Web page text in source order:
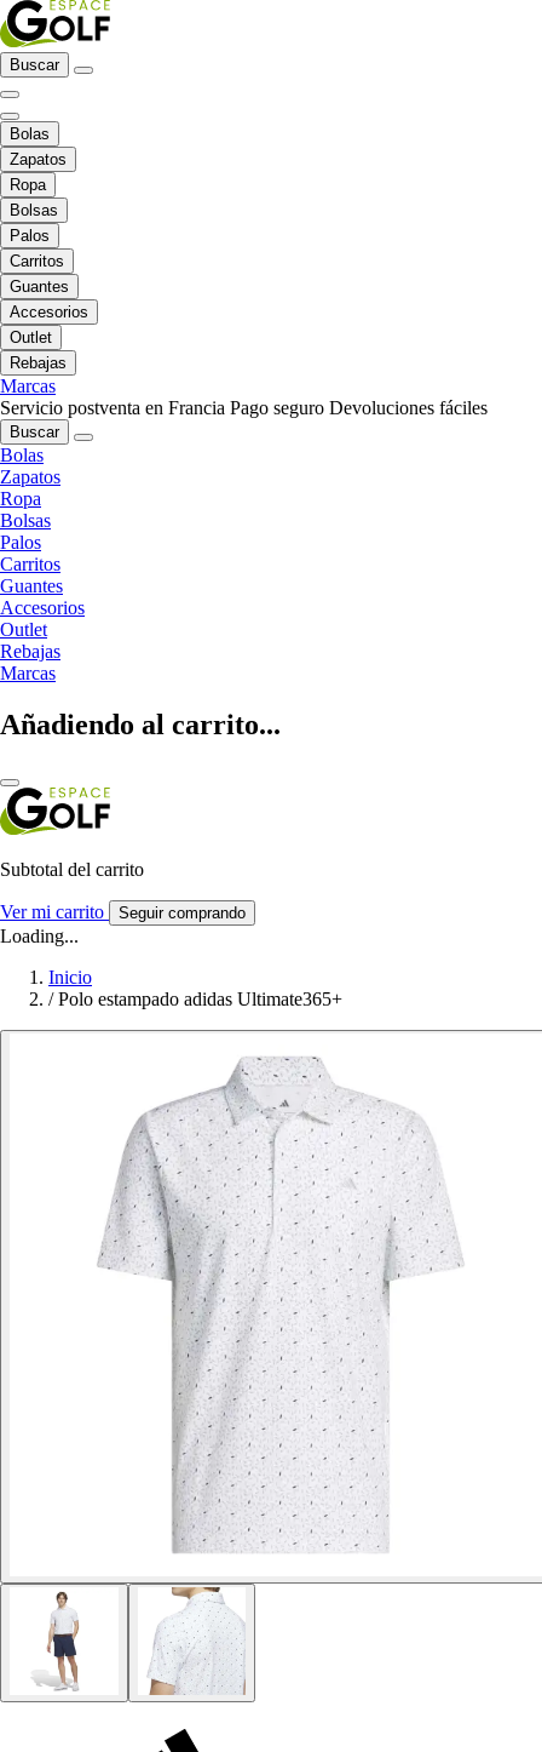
Buscar
Bolas
Zapatos
Ropa
Bolsas
Palos
Carritos
Guantes
Accesorios
Outlet
Rebajas
Marcas
Servicio postventa en Francia Pago seguro Devoluciones fáciles
Buscar
Bolas
Zapatos
Ropa
Bolsas
Palos
Carritos
Guantes
Accesorios
Outlet
Rebajas
Marcas
Añadiendo al carrito...
Subtotal del carrito
Ver mi carrito Seguir comprando
Loading...
Inicio
/ Polo estampado adidas Ultimate365+